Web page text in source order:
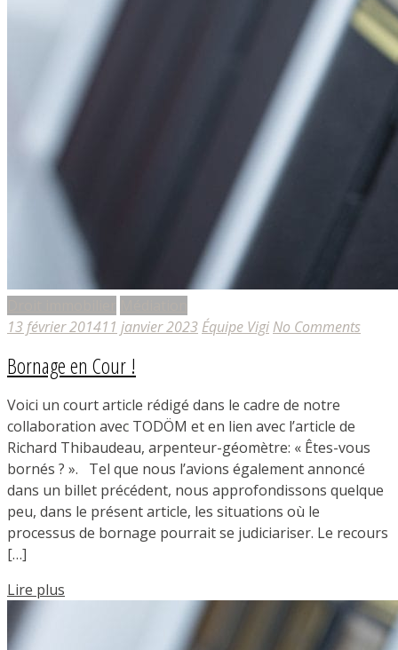
13 février 201411 janvier 2023 Équipe Vigi No Comments
Bornage en Cour !
Voici un court article rédigé dans le cadre de notre
collaboration avec TODÖM et en lien avec l’article de
Richard Thibaudeau, arpenteur-géomètre: « Êtes-vous
bornés ? ». Tel que nous l’avions également annoncé
dans un billet précédent, nous approfondissons quelque
peu, dans le présent article, les situations où le
processus de bornage pourrait se judiciariser. Le recours
[…]
Lire plus